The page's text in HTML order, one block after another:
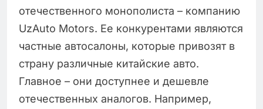
отечественного монополиста – компанию
UzAuto Motors. Ее конкурентами являются
частные автосалоны, которые привозят в
страну различные китайские авто.
Главное – они доступнее и дешевле
отечественных аналогов. Например,